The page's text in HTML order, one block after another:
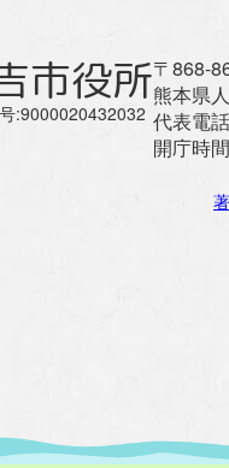
市役所
:9000020432032
〒868-
熊本県
代表電話
開庁時間